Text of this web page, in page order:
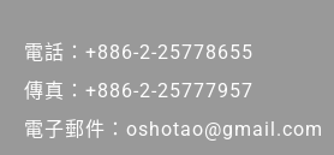
電話：+886-2-25778655
傳真：+886-2-25777957
電子郵件：oshotao@gmail.com